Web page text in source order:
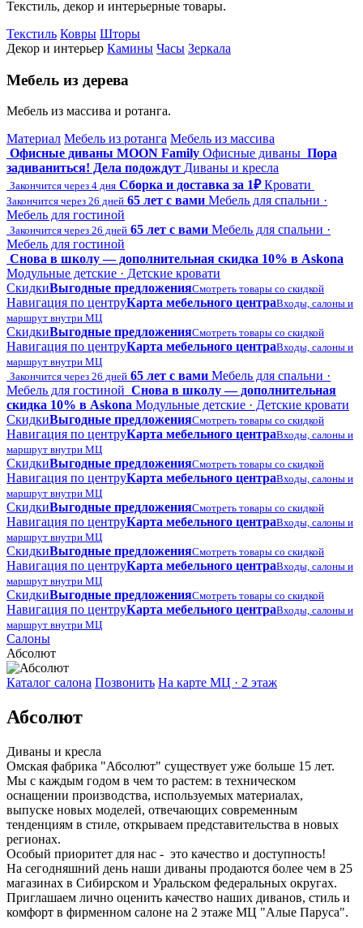
Текстиль, декор и интерьерные товары.
Текстиль Ковры Шторы
Декор и интерьер Камины Часы Зеркала
Мебель из дерева
Мебель из массива и ротанга.
Материал Мебель из ротанга Мебель из массива
Офисные диваны MOON Family Офисные диваны Пора
задиваниться! Дела подождут Диваны и кресла
Закончится через 4 дня Сборка и доставка за 1₽ Кровати
Закончится через 26 дней 65 лет с вами Мебель для спальни ·
Мебель для гостиной
Закончится через 26 дней 65 лет с вами Мебель для спальни ·
Мебель для гостиной
Снова в школу — дополнительная скидка 10% в Askona
Модульные детские · Детские кровати
СкидкиВыгодные предложенияСмотреть товары со скидкой
Навигация по центруКарта мебельного центраВходы, салоны и
маршрут внутри МЦ
СкидкиВыгодные предложенияСмотреть товары со скидкой
Навигация по центруКарта мебельного центраВходы, салоны и
маршрут внутри МЦ
Закончится через 26 дней 65 лет с вами Мебель для спальни ·
Мебель для гостиной Снова в школу — дополнительная
скидка 10% в Askona Модульные детские · Детские кровати
СкидкиВыгодные предложенияСмотреть товары со скидкой
Навигация по центруКарта мебельного центраВходы, салоны и
маршрут внутри МЦ
СкидкиВыгодные предложенияСмотреть товары со скидкой
Навигация по центруКарта мебельного центраВходы, салоны и
маршрут внутри МЦ
СкидкиВыгодные предложенияСмотреть товары со скидкой
Навигация по центруКарта мебельного центраВходы, салоны и
маршрут внутри МЦ
СкидкиВыгодные предложенияСмотреть товары со скидкой
Навигация по центруКарта мебельного центраВходы, салоны и
маршрут внутри МЦ
СкидкиВыгодные предложенияСмотреть товары со скидкой
Навигация по центруКарта мебельного центраВходы, салоны и
маршрут внутри МЦ
Салоны
Абсолют
Каталог салона Позвонить На карте МЦ · 2 этаж
Абсолют
Диваны и кресла
Омская фабрика "Абсолют" существует уже больше 15 лет.
Мы с каждым годом в чем то растем: в техническом
оснащении производства, используемых материалах,
выпуске новых моделей, отвечающих современным
тенденциям в стиле, открываем представительства в новых
регионах.
Особый приоритет для нас - это качество и доступность!
На сегодняшний день наши диваны продаются более чем в 25
магазинах в Сибирском и Уральском федеральных округах.
Приглашаем лично оценить качество наших диванов, стиль и
комфорт в фирменном салоне на 2 этаже МЦ "Алые Паруса".